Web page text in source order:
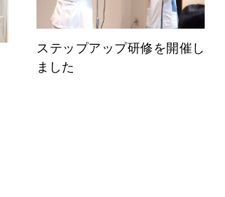
ステップアップ研修を開催し
ました